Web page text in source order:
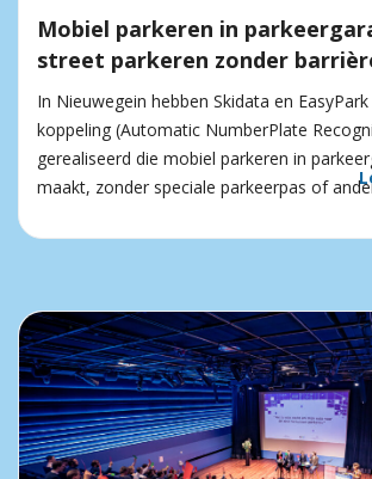
Mobiel parkeren in
street parkeren zonder
In Nieuwegein hebben Skidata en
koppeling (Automatic NumberPlate
gerealiseerd die mobiel parkeren in
maakt, zonder speciale parkeerpas of